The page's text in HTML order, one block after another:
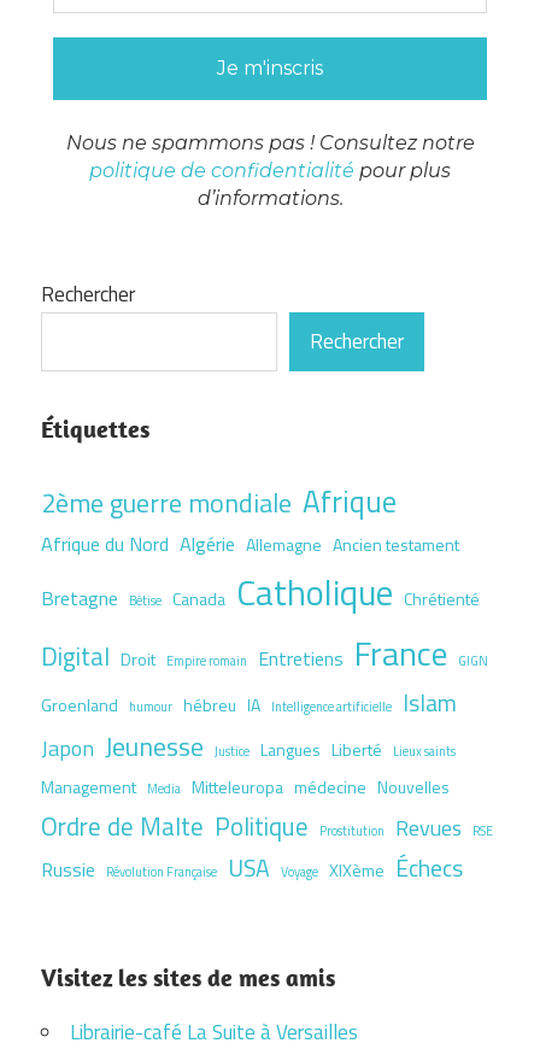
Nous ne spammons pas ! Consultez notre
politique de confidentialité pour plus
d’informations.
Rechercher
Rechercher
Étiquettes
2ème guerre mondiale Afrique
Afrique du Nord Algérie Allemagne Ancien testament
Bretagne Bêtise Canada Catholique Chrétienté
Digital Droit Empire romain Entretiens France GIGN
Groenland humour hébreu IA Intelligence artificielle Islam
Japon Jeunesse Justice Langues Liberté Lieux saints
Management Media Mitteleuropa médecine Nouvelles
Ordre de Malte Politique Prostitution Revues RSE
Russie Révolution Française USA Voyage XIXème Échecs
Visitez les sites de mes amis
Librairie-café La Suite à Versailles